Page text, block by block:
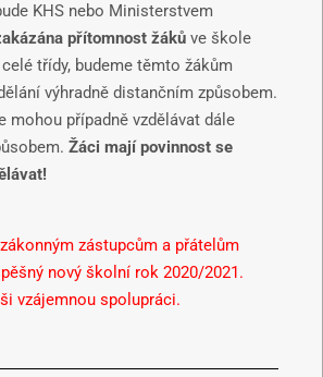
KHS nebo Ministerstvem
přítomnost žáků ve škole
třídy, budeme těmto žákům
výhradně distančním způsobem.
mohou případně vzdělávat dále
Žáci mají povinnost se
zástupcům a přátelům
nový školní rok 2020/2021.
vzájemnou spolupráci.